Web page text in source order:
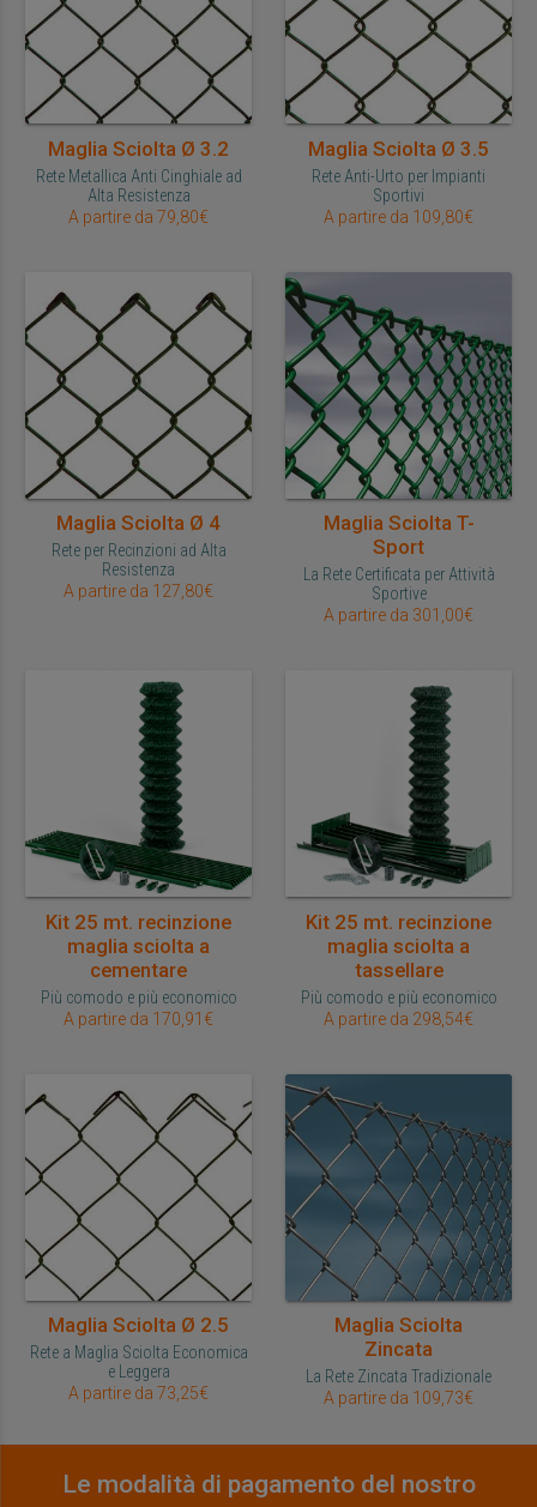
Maglia Sciolta Ø 3.2
Rete Metallica Anti Cinghiale ad
Alta Resistenza
A partire da 79,80€
Maglia Sciolta Ø 3.5
Rete Anti-Urto per Impianti
Sportivi
A partire da 109,80€
Maglia Sciolta Ø 4
Rete per Recinzioni ad Alta
Resistenza
A partire da 127,80€
Maglia Sciolta T-
Sport
La Rete Certificata per Attività
Sportive
A partire da 301,00€
Kit 25 mt. recinzione
maglia sciolta a
cementare
Più comodo e più economico
A partire da 170,91€
Kit 25 mt. recinzione
maglia sciolta a
tassellare
Più comodo e più economico
A partire da 298,54€
Maglia Sciolta Ø 2.5
Rete a Maglia Sciolta Economica
e Leggera
A partire da 73,25€
Maglia Sciolta
Zincata
La Rete Zincata Tradizionale
A partire da 109,73€
Le modalità di pagamento del nostro